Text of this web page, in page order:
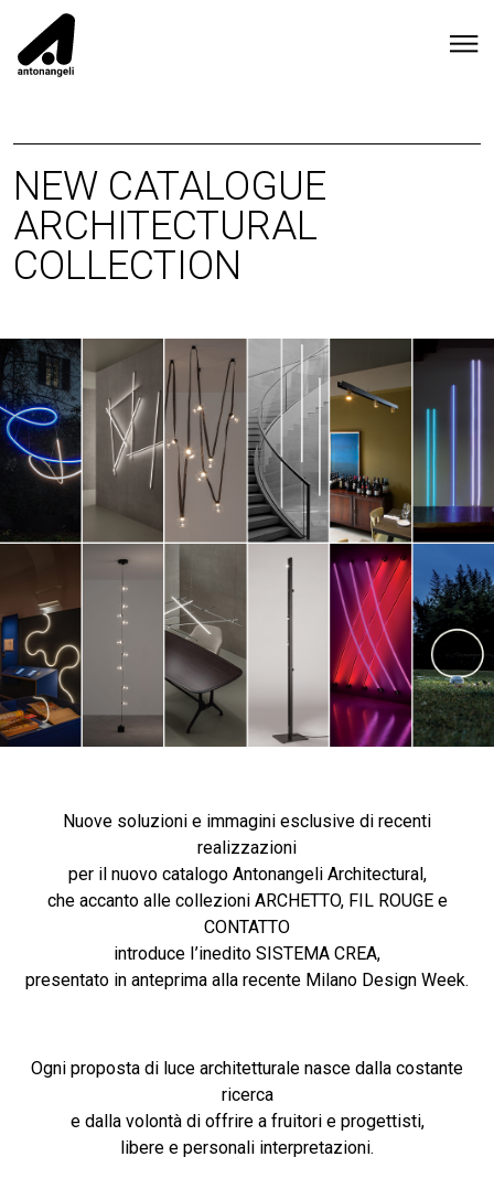
NEW CATALOGUE
ARCHITECTURAL
COLLECTION
Nuove soluzioni e immagini esclusive di recenti
realizzazioni
per il nuovo catalogo Antonangeli Architectural,
che accanto alle collezioni ARCHETTO, FIL ROUGE e
CONTATTO
introduce I’inedito SISTEMA CREA,
presentato in anteprima alla recente Milano Design Week.
Ogni proposta di luce architetturale nasce dalla costante
ricerca
e dalla volontà di offrire a fruitori e progettisti,
libere e personali interpretazioni.